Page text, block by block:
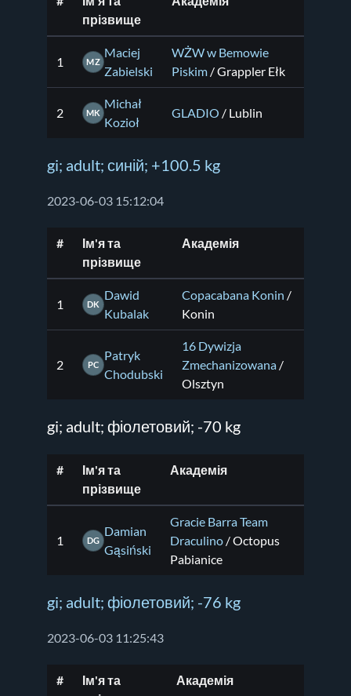
прізвище
1 MZ
Maciej
Zabielski
WŻW w Bemowie
Piskim / Grappler Ełk
2 MK
Michał
Kozioł
GLADIO / Lublin
gi; adult; синій; +100.5 kg
2023-06-03 15:12:04
#
Ім'я та
прізвище
Академія
1 DK
Dawid
Kubalak
Copacabana Konin /
Konin
2 PC
Patryk
Chodubski
16 Dywizja
Zmechanizowana /
Olsztyn
gi; adult; фіолетовий; -70 kg
#
Ім'я та
прізвище
Академія
1 DG
Damian
Gąsiński
Gracie Barra Team
Draculino / Octopus
Pabianice
gi; adult; фіолетовий; -76 kg
2023-06-03 11:25:43
#
Ім'я та
Академія